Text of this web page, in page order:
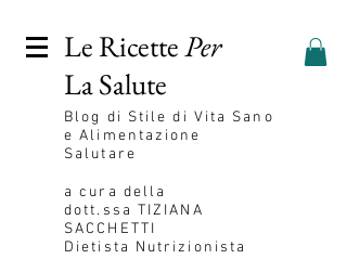
Le RicettePer
La Salute
Blog di Stile di Vita Sano
e Alimentazione
Salutare
a cura della
dott.ssa TIZIANA
SACCHETTI
Dietista Nutrizionista